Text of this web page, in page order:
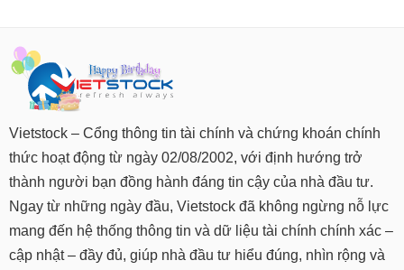
Vietstock – Cổng thông tin tài chính và chứng khoán chính
thức hoạt động từ ngày 02/08/2002, với định hướng trở
thành người bạn đồng hành đáng tin cậy của nhà đầu tư.
Ngay từ những ngày đầu, Vietstock đã không ngừng nỗ lực
mang đến hệ thống thông tin và dữ liệu tài chính chính xác –
cập nhật – đầy đủ, giúp nhà đầu tư hiểu đúng, nhìn rộng và